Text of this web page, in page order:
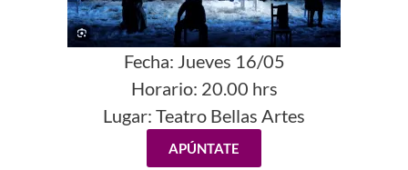
Fecha: Jueves 16/05
Horario: 20.00 hrs
Lugar: Teatro Bellas Artes
APÚNTATE